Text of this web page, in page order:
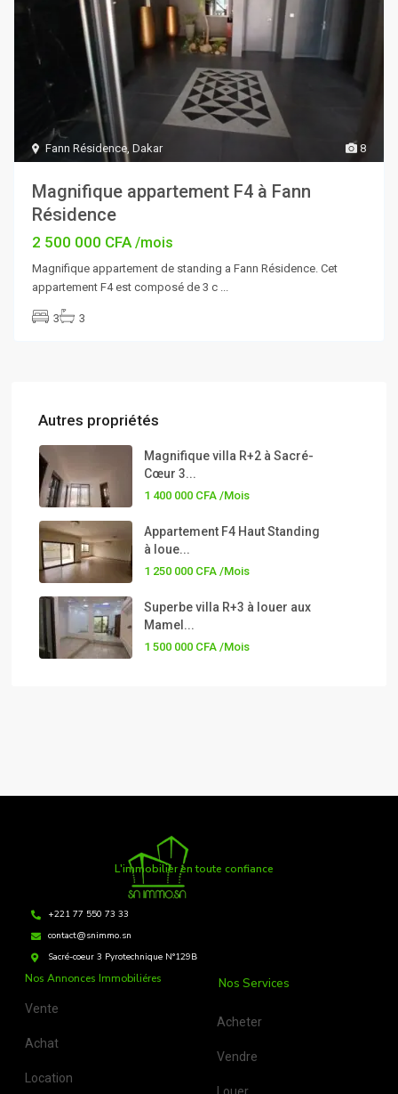
8
Fann Résidence,Dakar
Magnifique appartement F4 à Fann
Résidence
2 500 000 CFA/mois
Magnifique appartement de standing a Fann Résidence. Cet
appartement F4 est composé de 3 c
3 3
Autres propriétés
Magnifique villa R+2 à Sacré-
Cœur 3...
1 400 000 CFA/Mois
Appartement F4 Haut Standing
à loue...
1 250 000 CFA/Mois
Superbe villa R+3 à louer aux
Mamel...
1 500 000 CFA/Mois
L'immobilier en toute confiance
+221 77 550 73 33
contact@snimmo.sn
Sacré-coeur 3 Pyrotechnique N°129B
Nos Annonces Immobiliéres
Vente
Achat
Location
Nos Services
Acheter
Vendre